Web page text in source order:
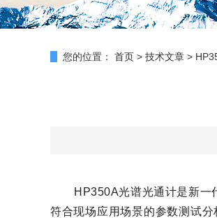
您的位置： 首页 > 技术文章 >
HP350A光谱光通计是新一
符合现场应用场景的参数测试